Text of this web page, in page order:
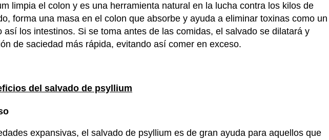
limpia el colon y es una herramienta natural en la lucha contra los kilos de
forma una masa en el colon que absorbe y ayuda a eliminar toxinas como un
así los intestinos. Si se toma antes de las comidas, el salvado se dilatará y
de saciedad más rápida, evitando así comer en exceso.
del salvado de psyllium
expansivas, el salvado de psyllium es de gran ayuda para aquellos que